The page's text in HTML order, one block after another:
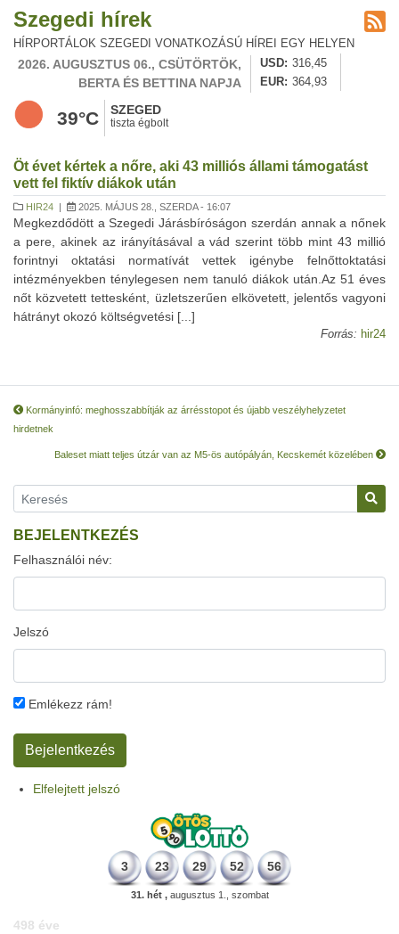
Szegedi hírek
HÍRPORTÁLOK SZEGEDI VONATKOZÁSÚ HÍREI EGY HELYEN
2026. AUGUSZTUS 06., CSÜTÖRTÖK,
BERTA ÉS BETTINA NAPJA
USD
316,45
EUR
364,93
39°C SZEGED
tiszta égbolt
Öt évet kértek a nőre, aki 43 milliós állami támogatást
vett fel fiktív diákok után
HIR24 | 2025. MÁJUS 28., SZERDA - 16:07
Megkezdődött a Szegedi Járásbíróságon szerdán annak a nőnek
a pere, akinek az irányításával a vád szerint több mint 43 millió
forintnyi oktatási normatívát vettek igénybe felnőttoktatási
intézményekben ténylegesen nem tanuló diákok után.Az 51 éves
nőt közvetett tettesként, üzletszerűen elkövetett, jelentős vagyoni
hátrányt okozó költségvetési [...]
Forrás: hir24
Kormányinfó: meghosszabbítják az árrésstopot és újabb veszélyhelyzetet
hirdetnek
Baleset miatt teljes útzár van az M5-ös autópályán, Kecskemét közelében
BEJELENTKEZÉS
Felhasználói név:
Jelszó
Emlékezz rám!
Elfelejtett jelszó
3 23 29 52 56
31. hét ,augusztus 1., szombat
498 éve